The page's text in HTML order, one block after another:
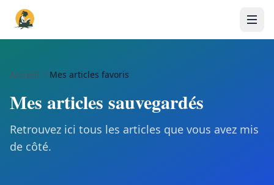
Accueil / Mes articles favoris
Mes articles sauvegardés
Retrouvez ici tous les articles que vous avez mis
de côté.